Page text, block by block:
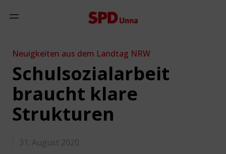
Mobiles Menü anzeigen
Neuigkeiten aus dem Landtag NRW
Schulsozialarbeit
braucht klare
Strukturen
31. August 2020